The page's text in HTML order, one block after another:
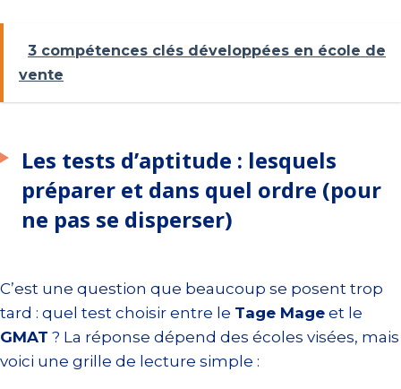
3 compétences clés développées en école de
vente
Les tests d’aptitude : lesquels
préparer et dans quel ordre (pour
ne pas se disperser)
C’est une question que beaucoup se posent trop
tard : quel test choisir entre le Tage Mage et le
GMAT ? La réponse dépend des écoles visées, mais
voici une grille de lecture simple :